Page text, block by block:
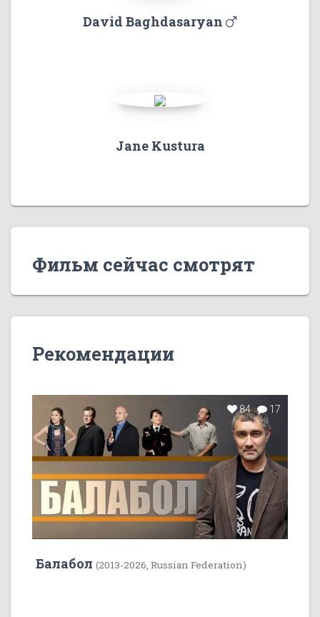
David Baghdasaryan
Jane Kustura
Фильм сейчас смотрят
Рекомендации
84 17
Балабол (2013-2026, Russian Federation)